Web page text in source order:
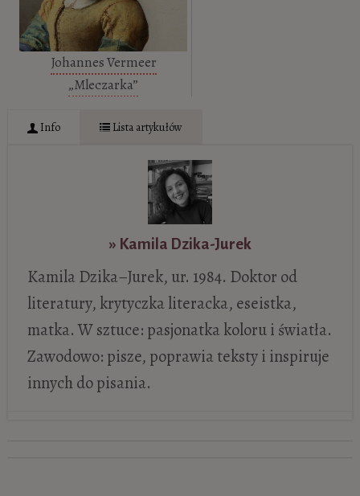
Johannes Vermeer
„Mleczarka”
Info Lista artykułów
» Kamila Dzika-Jurek
Kamila Dzika–Jurek, ur. 1984. Doktor od
literatury, krytyczka literacka, eseistka,
matka. W sztuce: pasjonatka koloru i światła.
Zawodowo: pisze, poprawia teksty i inspiruje
innych do pisania.